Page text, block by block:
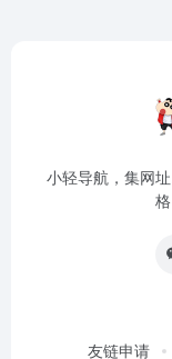
小轻导航，集网
友链申请